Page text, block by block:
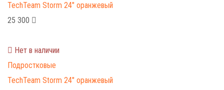
TechTeam Storm 24" оранжевый
25 300
Нет в наличии
Подростковые
TechTeam Storm 24" оранжевый